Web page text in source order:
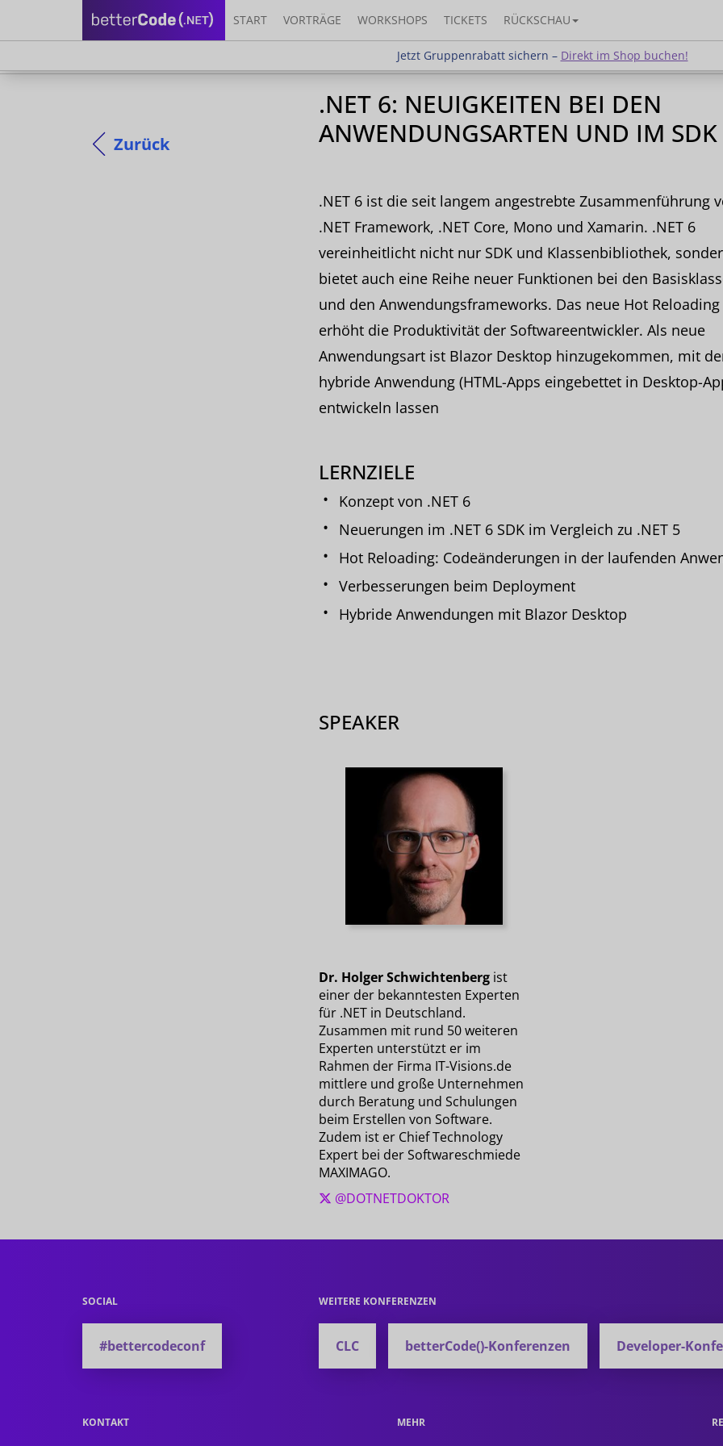
START VORTRÄGE WORKSHOPS TICKETS RÜCKSCHAU
Jetzt Gruppenrabatt sichern – Direkt im Shop buchen!
Jetzt Gruppenrabatt sichern –Direkt im Shop buchen!
Zurück
.NET 6: NEUIGKEITEN BEI DEN
ANWENDUNGSARTEN UND IM SDK
.NET 6 ist die seit langem angestrebte Zusammenführung
.NET Framework, .NET Core, Mono und Xamarin. .NET 6
vereinheitlicht nicht nur SDK und Klassenbibliothek,
bietet auch eine Reihe neuer Funktionen bei den
und den Anwendungsframeworks. Das neue Hot Reloading
erhöht die Produktivität der Softwareentwickler. Als neue
Anwendungsart ist Blazor Desktop hinzugekommen, mit
hybride Anwendung (HTML-Apps eingebettet in Desktop-
entwickeln lassen
LERNZIELE
Konzept von .NET 6
Neuerungen im .NET 6 SDK im Vergleich zu .NET 5
Hot Reloading: Codeänderungen in der laufenden
Verbesserungen beim Deployment
Hybride Anwendungen mit Blazor Desktop
SPEAKER
Dr. Holger Schwichtenbergist
einer der bekanntesten Experten
für .NET in Deutschland.
Zusammen mit rund 50 weiteren
Experten unterstützt er im
Rahmen der Firma IT-Visions.de
mittlere und große Unternehmen
durch Beratung und Schulungen
beim Erstellen von Software.
Zudem ist er Chief Technology
Expert bei der Softwareschmiede
MAXIMAGO.
@DOTNETDOKTOR
SOCIAL
#bettercodeconf
WEITERE KONFERENZEN
CLC betterCode()-Konferenzen Developer-
KONTAKT MEHR